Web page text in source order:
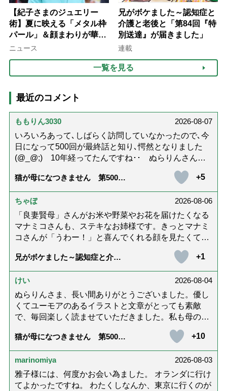
【紀子さまのジュエリー
術】夏に映える「メタル枠
パール」＆顔まわりが華や
ぐ「揺れる一粒」の使い分
ニュース
兄がボケました～認知症と
介護と老後と「第84回『特
別送達』が届きました」
連載
一覧を見る
最近のコメント
ももりん3030
2026-08-07
いろいろあって､しばらく訪問していなかったので､今
日になって500回が最終話と知り､愕然となりました
(@_@;) 10年経ってたんですね･･ ぬらりんさんの
ホッコリするイラストと文章が大好きでした❢❢ 介
護では身内に理解してもらえないもどかしさを感じた
り､いろいろありましたが､ぬらりんさんの文章を読ん
で心救われたことが多々ありました。不定期での近況
報告を心待ちにしています。さびちゃん・隊長と､健
やかにお過ごしくださいね。ご多幸をお祈りしていま
す☆*゜
猫が母になつきません 第500話
+5
ちゃぼ
2026-08-06
「良妻賢母」さんがお米や野菜やお花を届けたくなる
マナミコさんも、ステキなお姉様です。きっとマナミ
コさんが「うわー！」と喜んでくれる顔を見たくて、
あれこれ詰めて持って来てくださってるのだと思いま
す。 お二人とも良いお友達ですね。
兄がボケました～認知症と介護
が届きました」
+1
けい
2026-08-04
ぬらりんさま、長い間ありがとうございました。優し
くてユーモアのあるイラストと文章がとっても素敵
で、毎回楽しく読ませていただきました。私も母の介
護中で、癒されたり励みになりました。これから連載
がないのが寂しくてたまりませんが、いろんなエピソ
ード思い出したりしながら頑張っていこうと思いま
す。不定期でもいいので、また会えますように。書籍
化も希望です！本当にありがとうございました。
猫が母になつきません 第500話
+10
marinomiya
2026-08-03
雅子様には、何度かお会い為ました。 オランダに行け
てよかったですね。 わたくしなんか、東京に行くのが